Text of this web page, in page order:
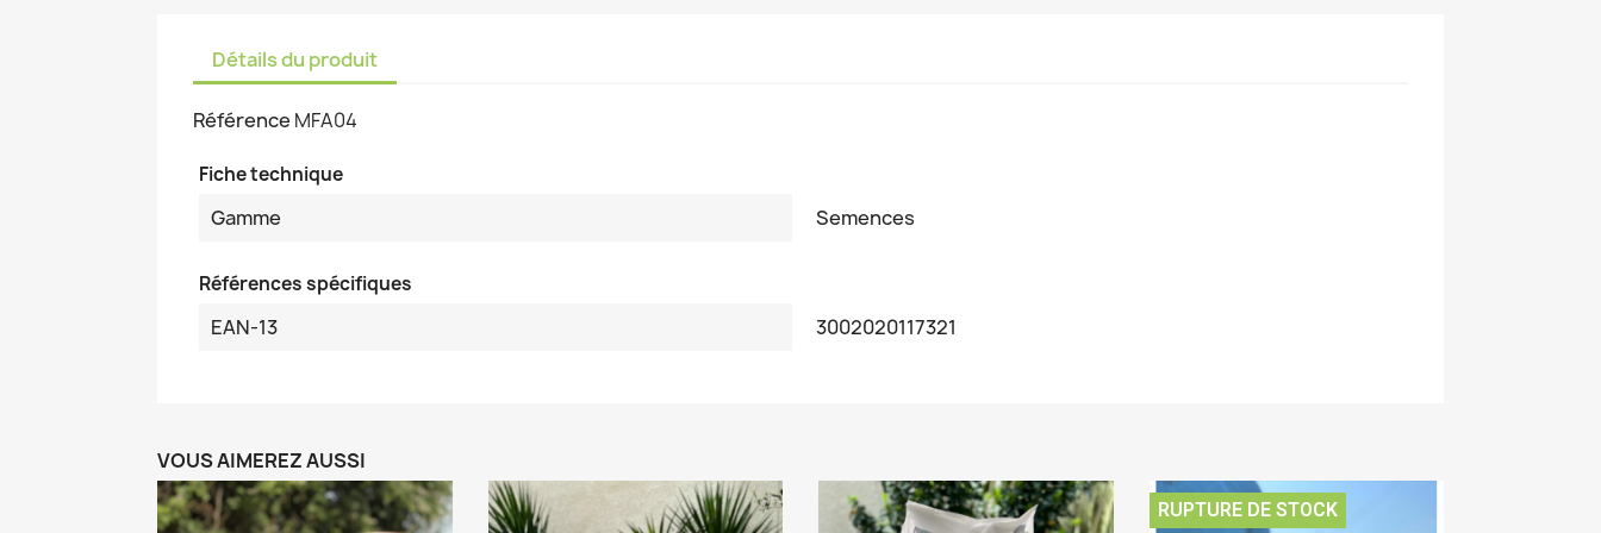
Détails du produit
Référence MFA04
Fiche technique
Gamme Semences
Références spécifiques
EAN-13 3002020117321
VOUS AIMEREZ AUSSI
RUPTURE DE STOCK